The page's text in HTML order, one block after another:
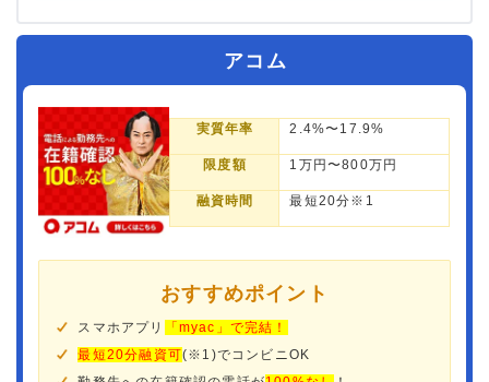
アコム
実質年率 2.4%〜17.9%
限度額 1万円〜800万円
融資時間 最短20分※1
おすすめポイント
スマホアプリ
「myac」で完結！
最短20分融資可(※1)でコンビニOK